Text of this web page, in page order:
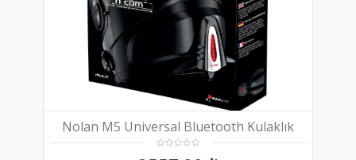
Nolan M5 Universal Bluetooth Kulaklık